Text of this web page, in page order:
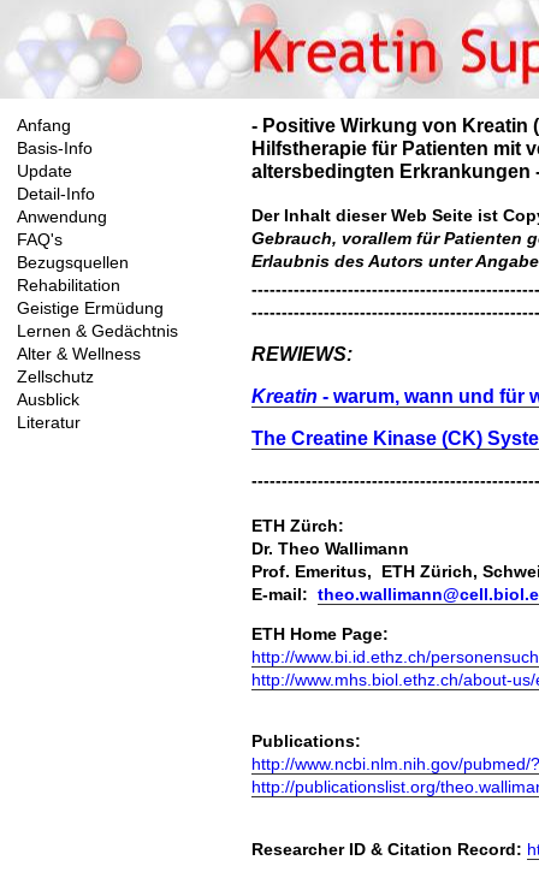
Anfang
Basis-Info
Update
Detail-Info
Anwendung
FAQ's
Bezugsquellen
Rehabilitation
Geistige Ermüdung
Lernen & Gedächtnis
Alter & Wellness
Zellschutz
Ausblick
Literatur
- Positive Wirkung von Kreatin
Hilfstherapie für Patienten mit
altersbedingten Erkrankungen
Der Inhalt dieser Web Seite ist
Gebrauch, vorallem für Patienten
Erlaubnis des Autors unter
REWIEWS:
Kreatin - warum, wann und für
The Creatine Kinase (CK)
ETH Zürch:
Dr. Theo Wallimann
Prof. Emeritus, ETH Zürich,
E-mail:
ETH Home Page:
http://www.bi.id.ethz.ch/
http://www.mhs.biol.ethz.ch/about-
Publications:
http://www.ncbi.nlm.nih.gov/
http://publicationslist.org/
Researcher ID & Citation Record: